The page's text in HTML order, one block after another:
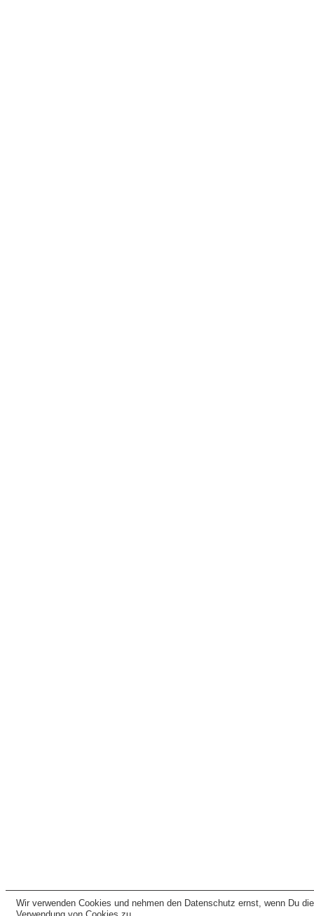
Wir verwenden Cookies und nehmen den Datenschutz ernst, wenn Du